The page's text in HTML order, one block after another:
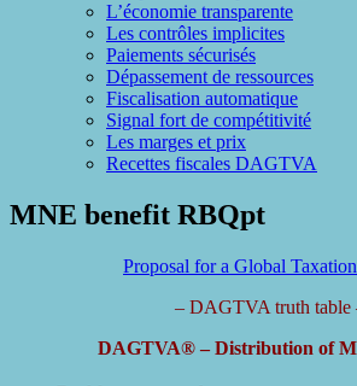
L’économie transparente
Les contrôles implicites
Paiements sécurisés
Dépassement de ressources
Fiscalisation automatique
Signal fort de compétitivité
Les marges et prix
Recettes fiscales DAGTVA
MNE benefit RBQpt
Proposal for a Global
– DAGTVA truth table
DAGTVA® – Distribution of